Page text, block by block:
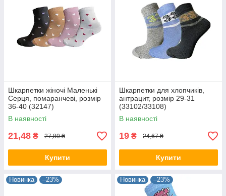
Шкарпетки жіночі Маленькі
Серця, помаранчеві, розмір
36-40 (32147)
В наявності
21,48 ₴ 27,89 ₴
Купити
Шкарпетки для хлопчиків,
антрацит, розмір 29-31
(33102/33108)
В наявності
19 ₴ 24,67 ₴
Купити
Новинка –23% Новинка –23%